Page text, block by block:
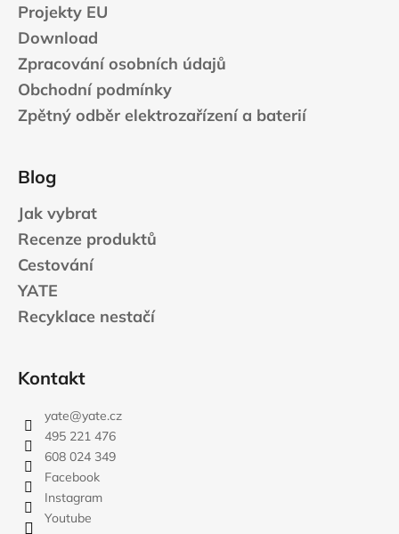
Projekty EU
Download
Zpracování osobních údajů
Obchodní podmínky
Zpětný odběr elektrozařízení a baterií
Blog
Jak vybrat
Recenze produktů
Cestování
YATE
Recyklace nestačí
Kontakt
yate@yate.cz
495 221 476
608 024 349
Facebook
Instagram
Youtube